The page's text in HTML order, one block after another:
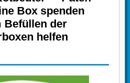
Box spenden
Befüllen der
helfen